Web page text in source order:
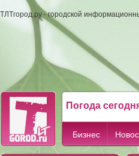
ТЛТгород.ру - городской
Погода
Бизнес